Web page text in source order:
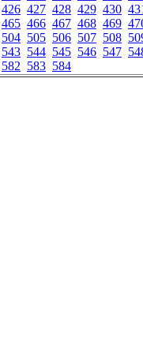
426 427 428 429 430
465 466 467 468 469
504 505 506 507 508
543 544 545 546 547
582 583 584